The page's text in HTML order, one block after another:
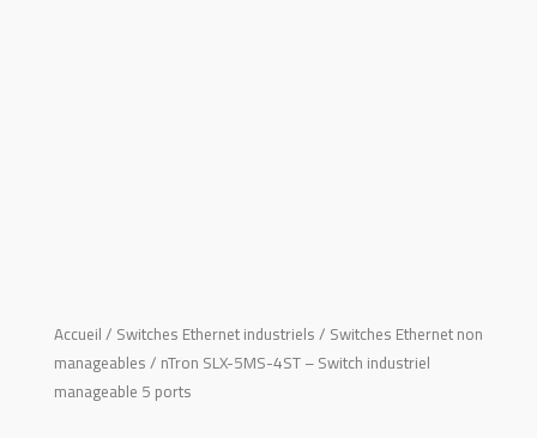
Accueil / Switches Ethernet industriels / Switches Ethernet non
manageables / nTron SLX-5MS-4ST – Switch industriel
manageable 5 ports